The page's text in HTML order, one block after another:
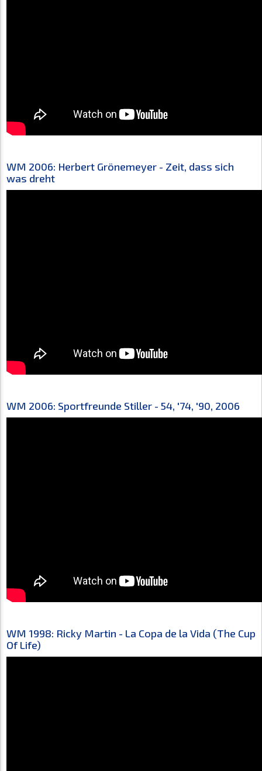
WM 2006: Herbert Grönemeyer - Zeit, dass sich
was dreht
WM 2006: Sportfreunde Stiller - 54, '74, '90, 2006
WM 1998: Ricky Martin - La Copa de la Vida (The Cup
Of Life)